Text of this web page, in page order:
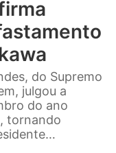
do Supremo
julgou a
do ano
tornando